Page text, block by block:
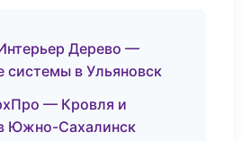
Дерево —
системы в Ульяновск
— Кровля и
Южно-Сахалинск